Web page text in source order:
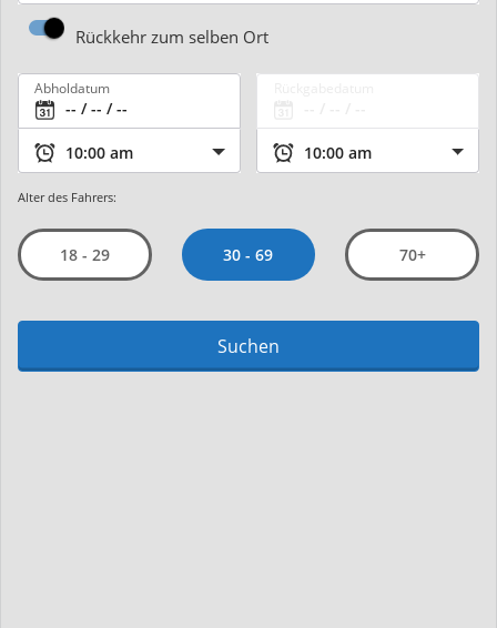
Rückkehr zum selben Ort
Abholdatum
Alter des Fahrers:
18 - 29 30 - 69 70+
Suchen